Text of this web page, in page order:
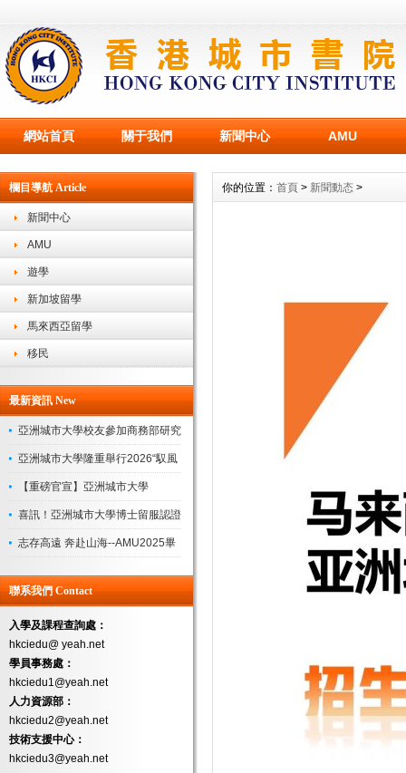
網站首頁 關于我們 新聞中心 AMU
欄目導航 Article
新聞中心
AMU
遊學
新加坡留學
馬來西亞留學
移民
最新資訊 New
亞洲城市大學校友參加商務部研究
院“企業管理領軍人才研修班”圓滿
收官
亞洲城市大學隆重舉行2026“馭風
起航，共繪新藍”迎新盛典
【重磅官宣】亞洲城市大學
（AMU）新校長上任！
喜訊！亞洲城市大學博士留服認證
落地，學曆認可度再獲權威背書
志存高遠 奔赴山海--AMU2025畢
聯系我們 Contact
入學及課程查詢處：
hkciedu@ yeah.net
學員事務處：
hkciedu1@yeah.net
人力資源部：
hkciedu2@yeah.net
技術支援中心：
hkciedu3@yeah.net
你的位置： 首頁 > 新聞動态 >